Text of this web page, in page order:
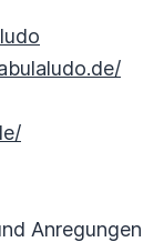
Anregungen